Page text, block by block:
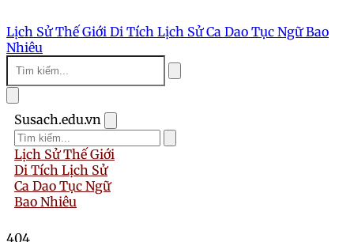
Lịch Sử Thế Giới Di Tích Lịch SửCa Dao Tục NgữBao
Nhiêu
Susach.edu.vn
Lịch Sử Thế Giới
Di Tích Lịch Sử
Ca Dao Tục Ngữ
Bao Nhiêu
404